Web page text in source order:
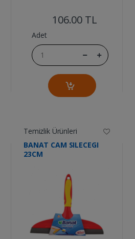
106.00 TL
Adet
Temizlik Ürünleri
BANAT CAM SILECEGI
23CM